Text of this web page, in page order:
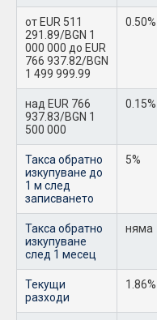
от EUR 511
291.89/BGN 1
000 000 до EUR
766 937.82/BGN
1 499 999.99
0.50%
над EUR 766
937.83/BGN 1
500 000
0.15%
Такса обратно
изкупуване до
1 м след
записването
5%
Такса обратно
изкупуване
след 1 месец
няма
Текущи
разходи
1.86%